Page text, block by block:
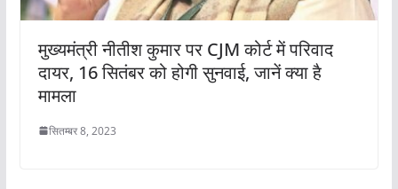
मुख्यमंत्री नीतीश कुमार पर CJM कोर्ट में परिवाद
दायर, 16 सितंबर को होगी सुनवाई, जानें क्या है
मामला
सितम्बर 8, 2023